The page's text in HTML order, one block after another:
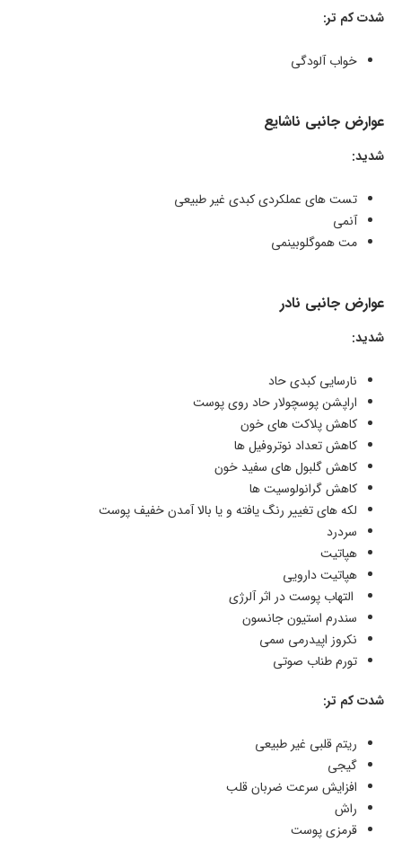
شدت کم تر:
خواب آلودگی
عوارض جانبی ناشایع
شدید:
تست های عملکردی کبدی غیر طبیعی
آنمی
مت هموگلوبینمی
عوارض جانبی نادر
شدید:
نارسایی کبدی حاد
اراپشن پوسچولار حاد روی پوست
کاهش پلاکت های خون
کاهش تعداد نوتروفیل ها
کاهش گلبول های سفید خون
کاهش گرانولوسیت ها
لکه های تغییر رنگ یافته و یا بالا آمدن خفیف پوست
سردرد
هپاتیت
هپاتیت دارویی
التهاب پوست در اثر آلرژی
سندرم استیون جانسون
نکروز اپیدرمی سمی
تورم طناب صوتی
شدت کم تر:
ریتم قلبی غیر طبیعی
گیجی
افزایش سرعت ضربان قلب
راش
قرمزی پوست